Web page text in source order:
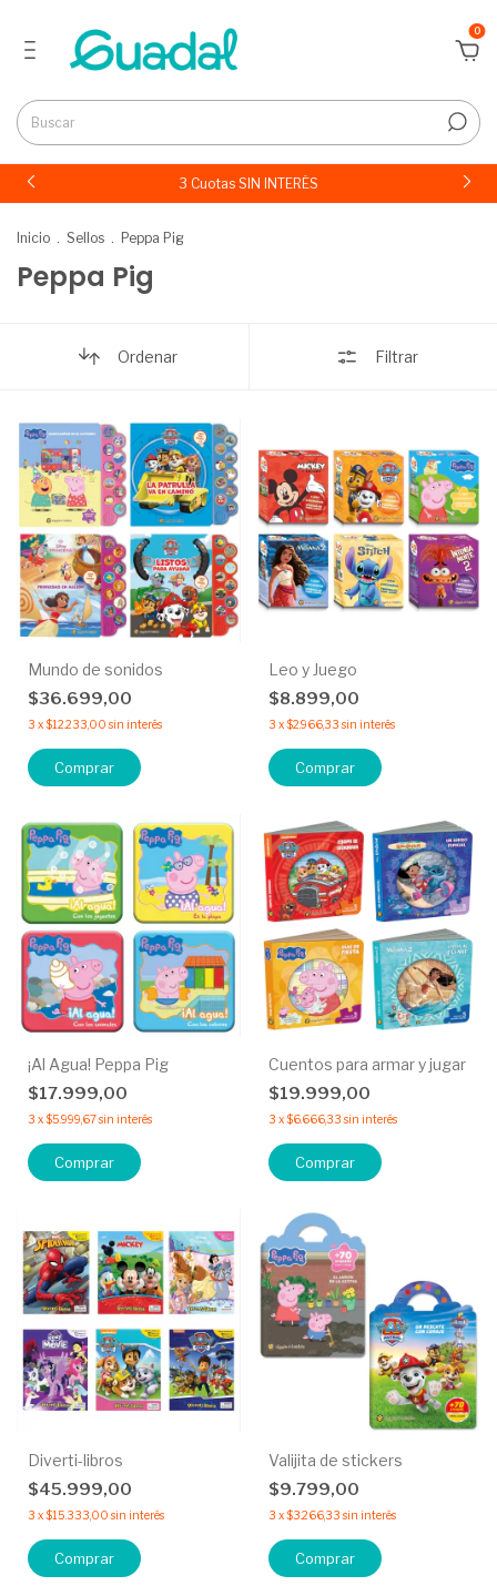
0
3 Cuotas SIN INTERÉS
Inicio . Sellos . Peppa Pig
Peppa Pig
Ordenar Filtrar
Mundo de sonidos
$36.699,00
3 x$12.233,00 sin interés
Comprar
Leo y Juego
$8.899,00
3 x$2.966,33 sin interés
Comprar
¡Al Agua! Peppa Pig
$17.999,00
3 x$5.999,67sin interés
Comprar
Cuentos para armar y jugar
$19.999,00
3 x$6.666,33 sin interés
Comprar
Diverti-libros
$45.999,00
3 x$15.333,00 sin interés
Comprar
Valijita de stickers
$9.799,00
3 x$3.266,33 sin interés
Comprar